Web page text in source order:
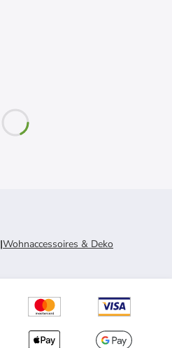
|Wohnaccessoires & Deko